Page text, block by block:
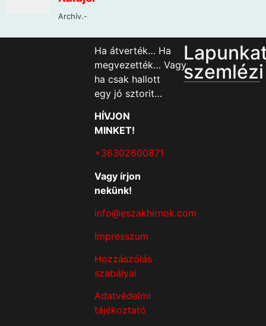
Ha átverték… Ha
megvezették… Vagy
ha csak hallott
egy jó sztorit…
HÍVJON
MINKET!
+36302600871
Vagy írjon
nekünk!
info@eszakhirnok.com
Impresszum
Hozzászólás
szabályai
Adatvédelmi
tájékoztató
szemlézi